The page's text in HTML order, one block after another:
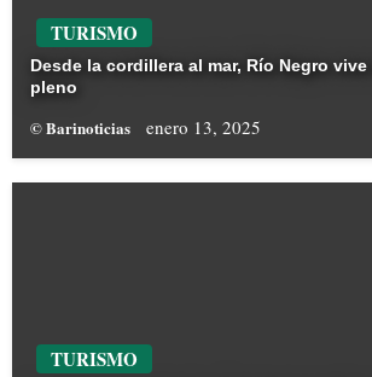
TURISMO
Desde la cordillera al mar, Río Negro
pleno
© Barinoticias enero 13, 2025
TURISMO